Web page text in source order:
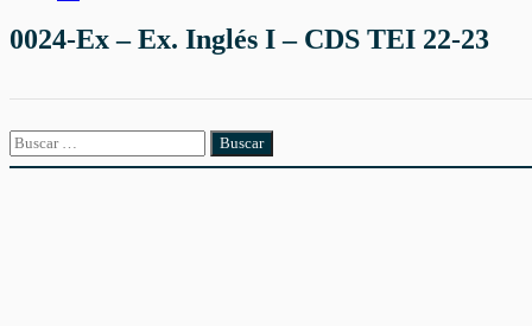
0024-Ex – Ex. Inglés I – CDS TEI 22-23
Buscar: